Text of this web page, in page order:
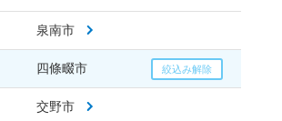
泉南市
四條畷市
交野市